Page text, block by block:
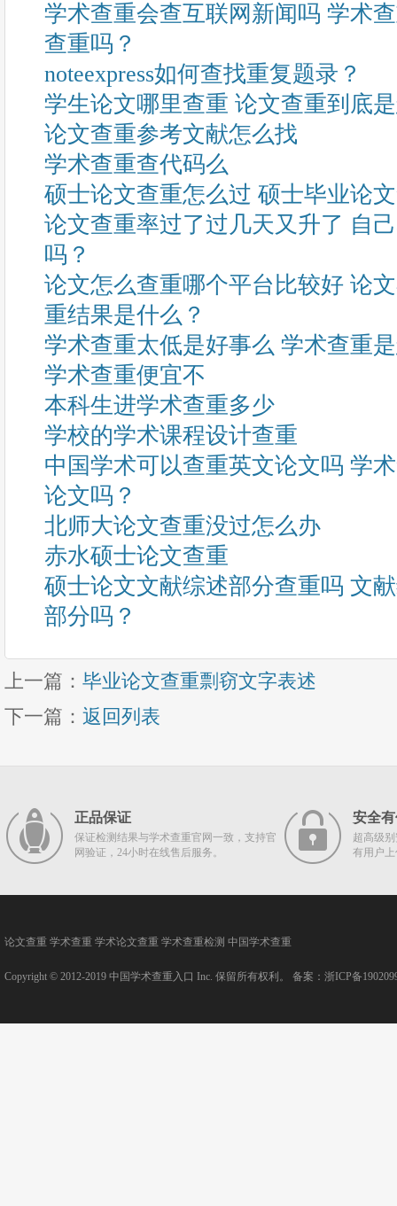
学术查重会查互联网新闻吗 学术
查重吗？
noteexpress如何查找重复题录？
学生论文哪里查重 论文查重到底
论文查重参考文献怎么找
学术查重查代码么
硕士论文查重怎么过 硕士毕业论
论文查重率过了过几天又升了 自
吗？
论文怎么查重哪个平台比较好 论
重结果是什么？
学术查重太低是好事么 学术查重
学术查重便宜不
本科生进学术查重多少
学校的学术课程设计查重
中国学术可以查重英文论文吗 学
论文吗？
北师大论文查重没过怎么办
赤水硕士论文查重
硕士论文文献综述部分查重吗 文
部分吗？
上一篇： 毕业论文查重剽窃文字表述
下一篇： 返回列表
正品保证
保证检测结果与学术查重官网一致，支持官
网验证，24小时在线售后服务。
安全
超高级
有用户
论文查重 学术查重 学术论文查重 学术查重检测 中国学术查重
Copyright © 2012-2019 中国学术查重入口 Inc. 保留所有权利。 备案： 浙ICP备